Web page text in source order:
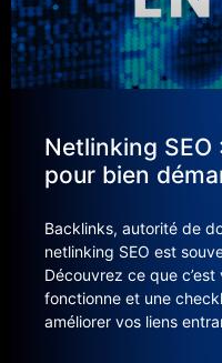
Netlinking
pour bien
Backlinks, autorité de
netlinking SEO est
Découvrez ce que
fonctionne et une
améliorer vos liens